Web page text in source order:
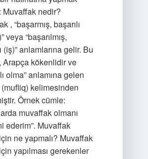
Muvaffak nedir?
, “başarmış, başarılı
veya “başarılmış,
(iş)” anlamlarına gelir. Bu
Arapça kökenlidir ve
olma” anlamına gelen
Örnek cümle:
muvaffak olmanı
ederim”. Muvaffak
ne yapmalı? Muvaffak
yapılması gerekenler